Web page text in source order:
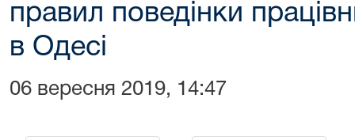
правил поведінки
в Одесі
06 вересня 2019, 14:47